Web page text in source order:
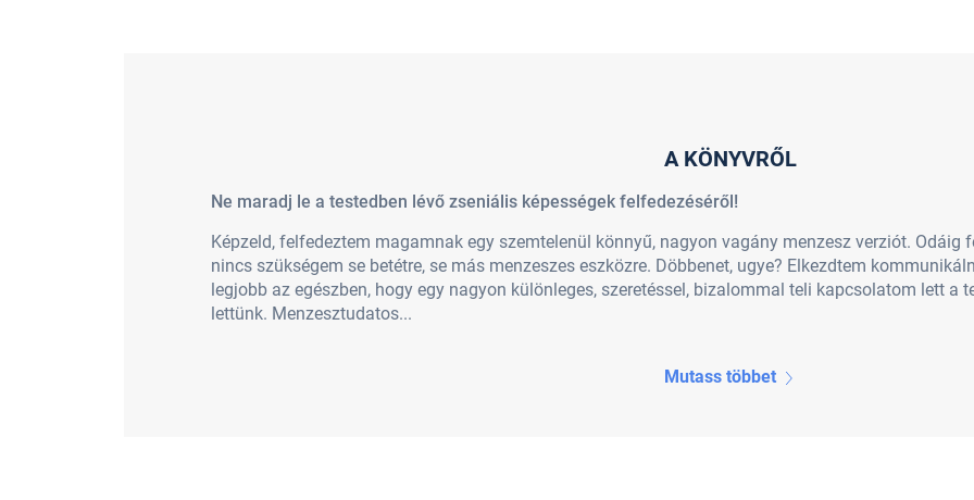
A KÖNYVRŐL
Ne maradj le a testedben lévő zseniális képességek felfedezéséről!
Képzeld, felfedeztem magamnak egy szemtelenül könnyű, nagyon vagány menzesz verziót. Odáig
nincs szükségem se betétre, se más menzeszes eszközre. Döbbenet, ugye? Elkezdtem
legjobb az egészben, hogy egy nagyon különleges, szeretéssel, bizalommal teli kapcsolatom lett a
lettünk. Menzesztudatos...
Mutass többet